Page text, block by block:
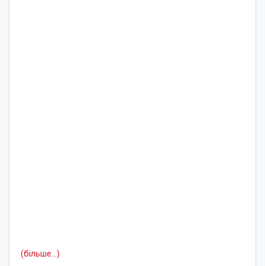
(більше…)